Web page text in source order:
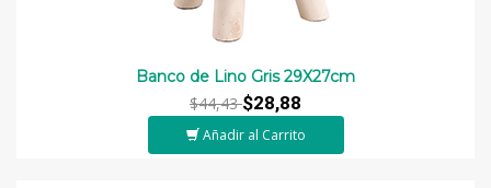
Banco de Lino Gris 29X27cm
$44,43$28,88
Añadir al Carrito